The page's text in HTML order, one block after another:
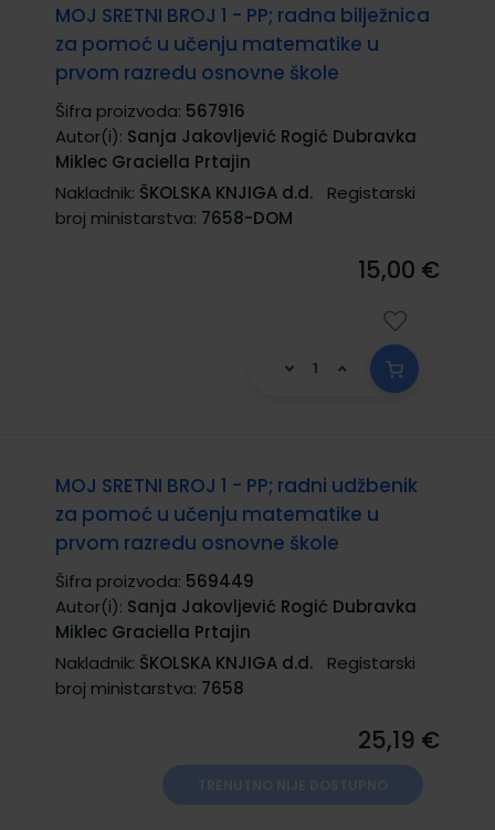
MOJ SRETNI BROJ 1 - PP; radna bilježnica
za pomoć u učenju matematike u
prvom razredu osnovne škole
Šifra proizvoda: 567916
Autor(i): Sanja Jakovljević Rogić Dubravka
Miklec Graciella Prtajin
Nakladnik: ŠKOLSKA KNJIGA d.d.
Registarski
broj ministarstva: 7658-DOM
15,00 €
MOJ SRETNI BROJ 1 - PP; radni udžbenik
za pomoć u učenju matematike u
prvom razredu osnovne škole
Šifra proizvoda: 569449
Autor(i): Sanja Jakovljević Rogić Dubravka
Miklec Graciella Prtajin
Nakladnik: ŠKOLSKA KNJIGA d.d.
Registarski
broj ministarstva: 7658
25,19 €